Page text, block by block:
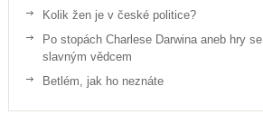
Kolik žen je v české politice?
Po stopách Charlese Darwina aneb hry se
slavným vědcem
Betlém, jak ho neznáte